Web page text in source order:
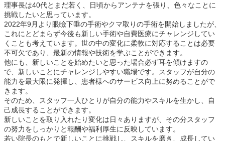
理事長は40代とまだ若く、日頃からアンテナを張り、色々なことに
挑戦したいと思っています。
2022年9月より眼瞼下垂の手術やクマ取りの手術を開始しましたが、
これにとどまらず今後も新しい手術や自費医療にチャレンジしてい
くことも考えています。世の中の変化に柔軟に対応することは必要
不可欠であり、最新の情報や技術を学ぶことができます。
他にも、新しいことを始めたいと思った場合必ず耳を傾けますの
で、新しいことにチャレンジしやすい職場です。スタッフが自分の
能力を最大限に発揮し、患者様へのサービス向上に努めることがで
きます。
そのため、スタッフ一人ひとりが自分の能力やスキルを生かし、自
己成長することができます。
新しいことを取り入れたり変化は日々ありますが、その分スタッフ
の努力をしっかりと報酬や福利厚生に反映しています。
若い院長のもとで新しいことに挑戦し、スキルを磨き、成長してい